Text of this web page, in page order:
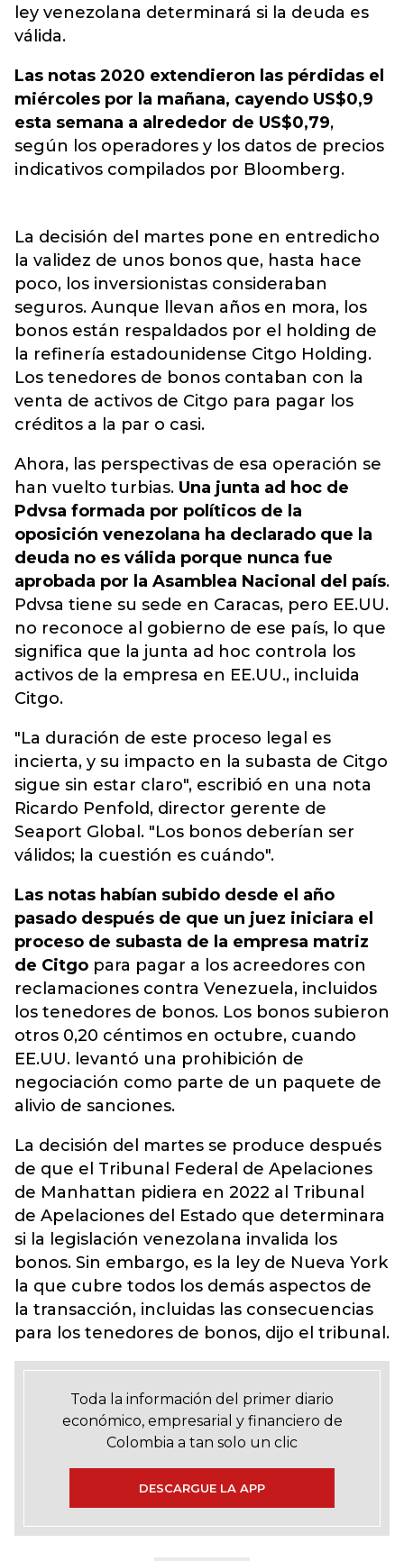
ley venezolana determinará si la deuda es
válida.
Las notas 2020 extendieron las pérdidas el
miércoles por la mañana, cayendo US$0,9
esta semana a alrededor de US$0,79,
según los operadores y los datos de precios
indicativos compilados por Bloomberg.
La decisión del martes pone en entredicho
la validez de unos bonos que, hasta hace
poco, los inversionistas consideraban
seguros. Aunque llevan años en mora, los
bonos están respaldados por el holding de
la refinería estadounidense Citgo Holding.
Los tenedores de bonos contaban con la
venta de activos de Citgo para pagar los
créditos a la par o casi.
Ahora, las perspectivas de esa operación se
han vuelto turbias. Una junta ad hoc de
Pdvsa formada por políticos de la
oposición venezolana ha declarado que la
deuda no es válida porque nunca fue
aprobada por la Asamblea Nacional del país.
Pdvsa tiene su sede en Caracas, pero EE.UU.
no reconoce al gobierno de ese país, lo que
significa que la junta ad hoc controla los
activos de la empresa en EE.UU., incluida
Citgo.
"La duración de este proceso legal es
incierta, y su impacto en la subasta de Citgo
sigue sin estar claro", escribió en una nota
Ricardo Penfold, director gerente de
Seaport Global. "Los bonos deberían ser
válidos; la cuestión es cuándo".
Las notas habían subido desde el año
pasado después de que un juez iniciara el
proceso de subasta de la empresa matriz
de Citgo para pagar a los acreedores con
reclamaciones contra Venezuela, incluidos
los tenedores de bonos. Los bonos subieron
otros 0,20 céntimos en octubre, cuando
EE.UU. levantó una prohibición de
negociación como parte de un paquete de
alivio de sanciones.
La decisión del martes se produce después
de que el Tribunal Federal de Apelaciones
de Manhattan pidiera en 2022 al Tribunal
de Apelaciones del Estado que determinara
si la legislación venezolana invalida los
bonos. Sin embargo, es la ley de Nueva York
la que cubre todos los demás aspectos de
la transacción, incluidas las consecuencias
para los tenedores de bonos, dijo el tribunal.
Toda la información del primer diario
económico, empresarial y financiero de
Colombia a tan solo un clic
DESCARGUE LA APP